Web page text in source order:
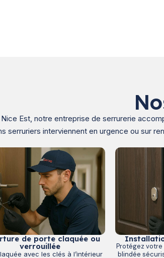
Est, notre entreprise de serrurerie
serruriers interviennent en urgence ou sur
de porte claquée ou
verrouillée
avec les clés à l’intérieur
Protégez
blindée